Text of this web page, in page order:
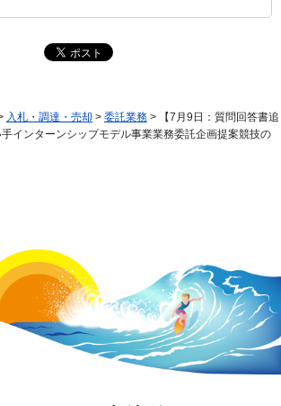
入札・調達・売却 > 委託業務 > 【7月9日：質問回答書追
インターンシップモデル事業業務委託企画提案競技の